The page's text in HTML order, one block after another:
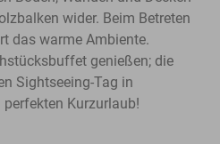
wider. Beim Betreten
das warme Ambiente.
genießen; die
Sightseeing-Tag in
Kurzurlaub!